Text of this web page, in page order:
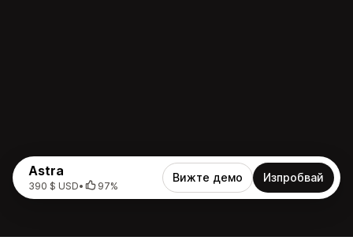
Astra
390 $ USD• 97%
Вижте демо Изпробвай